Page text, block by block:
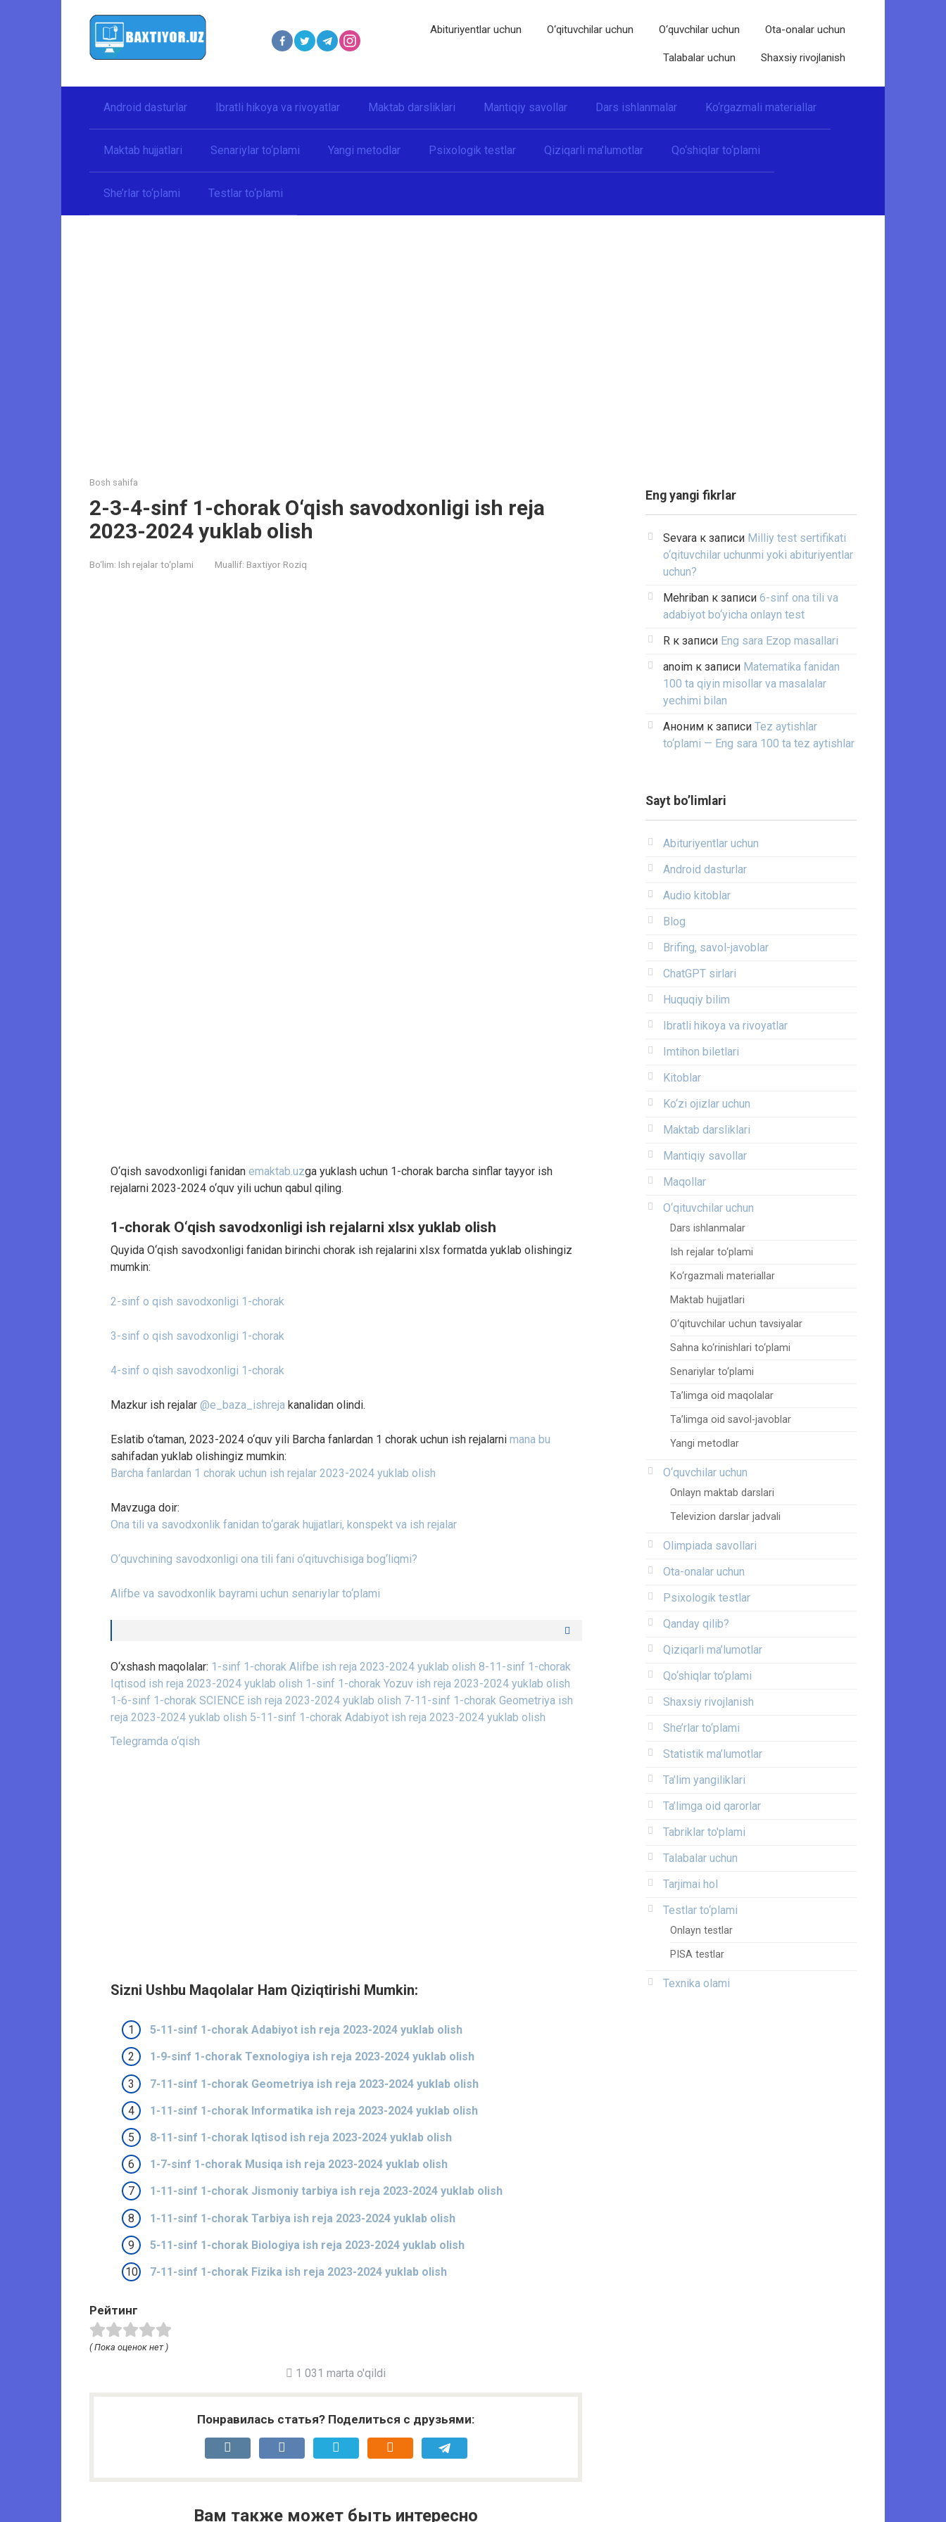
Abituriyentlar uchun O‘qituvchilar uchun O‘quvchilar uchun Ota-onalar uchun
Talabalar uchun Shaxsiy rivojlanish
Android dasturlar Ibratli hikoya va rivoyatlar Maktab darsliklari Mantiqiy savollar Dars ishlanmalar Ko‘rgazmali materiallar
Maktab hujjatlari Senariylar to‘plami Yangi metodlar Psixologik testlar Qiziqarli ma’lumotlar Qo‘shiqlar to‘plami
She’rlar to‘plami Testlar to‘plami
Bosh sahifa
2-3-4-sinf 1-chorak O‘qish savodxonligi ish reja
2023-2024 yuklab olish
Bo‘lim: Ish rejalar to‘plami Muallif: Baxtiyor Roziq
O‘qish savodxonligi fanidan emaktab.uzga yuklash uchun 1-chorak barcha sinflar tayyor ish
rejalarni 2023-2024 o‘quv yili uchun qabul qiling.
1-chorak O‘qish savodxonligi ish rejalarni xlsx yuklab olish
Quyida O‘qish savodxonligi fanidan birinchi chorak ish rejalarini xlsx formatda yuklab olishingiz
mumkin:
2-sinf o qish savodxonligi 1-chorak
3-sinf o qish savodxonligi 1-chorak
4-sinf o qish savodxonligi 1-chorak
Mazkur ish rejalar @e_baza_ishreja kanalidan olindi.
Eslatib o‘taman, 2023-2024 o‘quv yili Barcha fanlardan 1 chorak uchun ish rejalarni mana bu
sahifadan yuklab olishingiz mumkin:
Barcha fanlardan 1 chorak uchun ish rejalar 2023-2024 yuklab olish
Mavzuga doir:
Ona tili va savodxonlik fanidan to‘garak hujjatlari, konspekt va ish rejalar
O‘quvchining savodxonligi ona tili fani o‘qituvchisiga bog‘liqmi?
Alifbe va savodxonlik bayrami uchun senariylar to‘plami
O‘xshash maqolalar: 1-sinf 1-chorak Alifbe ish reja 2023-2024 yuklab olish 8-11-sinf 1-chorak
Iqtisod ish reja 2023-2024 yuklab olish 1-sinf 1-chorak Yozuv ish reja 2023-2024 yuklab olish
1-6-sinf 1-chorak SCIENCE ish reja 2023-2024 yuklab olish 7-11-sinf 1-chorak Geometriya ish
reja 2023-2024 yuklab olish 5-11-sinf 1-chorak Adabiyot ish reja 2023-2024 yuklab olish
Telegramda o‘qish
Sizni Ushbu Maqolalar Ham Qiziqtirishi Mumkin:
5-11-sinf 1-chorak Adabiyot ish reja 2023-2024 yuklab olish
1-9-sinf 1-chorak Texnologiya ish reja 2023-2024 yuklab olish
7-11-sinf 1-chorak Geometriya ish reja 2023-2024 yuklab olish
1-11-sinf 1-chorak Informatika ish reja 2023-2024 yuklab olish
8-11-sinf 1-chorak Iqtisod ish reja 2023-2024 yuklab olish
1-7-sinf 1-chorak Musiqa ish reja 2023-2024 yuklab olish
1-11-sinf 1-chorak Jismoniy tarbiya ish reja 2023-2024 yuklab olish
1-11-sinf 1-chorak Tarbiya ish reja 2023-2024 yuklab olish
5-11-sinf 1-chorak Biologiya ish reja 2023-2024 yuklab olish
7-11-sinf 1-chorak Fizika ish reja 2023-2024 yuklab olish
Рейтинг
( Пока оценок нет )
1 031 marta o'qildi
Понравилась статья? Поделиться с друзьями:
Вам также может быть интересно
Eng yangi fikrlar
Sevara к записи Milliy test sertifikati
o‘qituvchilar uchunmi yoki abituriyentlar
uchun?
Mehriban к записи 6-sinf ona tili va
adabiyot bo‘yicha onlayn test
R к записи Eng sara Ezop masallari
anoim к записи Matematika fanidan
100 ta qiyin misollar va masalalar
yechimi bilan
Аноним к записи Tez aytishlar
to‘plami — Eng sara 100 ta tez aytishlar
Sayt bo’limlari
Abituriyentlar uchun
Android dasturlar
Audio kitoblar
Blog
Brifing, savol-javoblar
ChatGPT sirlari
Huquqiy bilim
Ibratli hikoya va rivoyatlar
Imtihon biletlari
Kitoblar
Ko‘zi ojizlar uchun
Maktab darsliklari
Mantiqiy savollar
Maqollar
O‘qituvchilar uchun
Dars ishlanmalar
Ish rejalar to‘plami
Ko‘rgazmali materiallar
Maktab hujjatlari
O‘qituvchilar uchun tavsiyalar
Sahna ko‘rinishlari to‘plami
Senariylar to‘plami
Ta’limga oid maqolalar
Ta’limga oid savol-javoblar
Yangi metodlar
O‘quvchilar uchun
Onlayn maktab darslari
Televizion darslar jadvali
Olimpiada savollari
Ota-onalar uchun
Psixologik testlar
Qanday qilib?
Qiziqarli ma’lumotlar
Qo‘shiqlar to‘plami
Shaxsiy rivojlanish
She’rlar to‘plami
Statistik ma’lumotlar
Ta’lim yangiliklari
Ta’limga oid qarorlar
Tabriklar to'plami
Talabalar uchun
Tarjimai hol
Testlar to‘plami
Onlayn testlar
PISA testlar
Texnika olami